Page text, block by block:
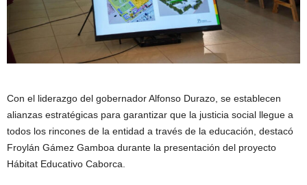
Con el liderazgo del gobernador Alfonso Durazo, se establecen
alianzas estratégicas para garantizar que la justicia social llegue a
todos los rincones de la entidad a través de la educación, destacó
Froylán Gámez Gamboa durante la presentación del proyecto
Hábitat Educativo Caborca.